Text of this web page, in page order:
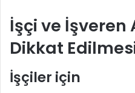
İşçi ve İşveren
Dikkat
İşçiler için